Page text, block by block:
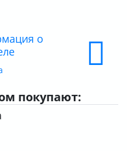
о
покупают: